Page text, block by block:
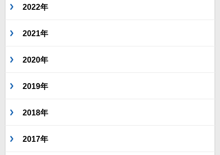
2022年
2021年
2020年
2019年
2018年
2017年